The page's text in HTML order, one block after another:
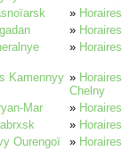
»
»
»
Kamennyy »
Chelny
Mar »
»
Ourengoï »